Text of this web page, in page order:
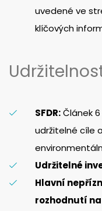
uvedené ve
klíčových
SFDR:Článek 6
udržitelné cíle
Udržitelné
Hlavní
rozhodnutí